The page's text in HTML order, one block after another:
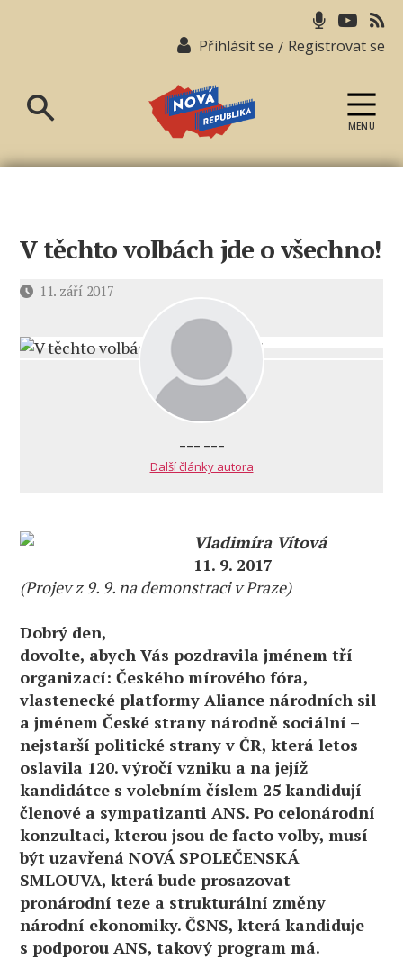
Přihlásit se / Registrovat se
republika
MENU
V těchto volbách jde o všechno!
Datum11. září 2017
--- ---
Další články autora
Vladimíra Vítová
11. 9. 2017
(Projev z 9. 9. na demonstraci v Praze)
Dobrý den,
dovolte, abych Vás pozdravila jménem tří
organizací: Českého mírového fóra,
vlastenecké platformy Aliance národních sil
a jménem České strany národně sociální –
nejstarší politické strany v ČR, která letos
oslavila 120. výročí vzniku a na jejíž
kandidátce s volebním číslem 25 kandidují
členové a sympatizanti ANS. Po celonárodní
konzultaci, kterou jsou de facto volby, musí
být uzavřená NOVÁ SPOLEČENSKÁ
SMLOUVA, která bude prosazovat
pronárodní teze a strukturální změny
národní ekonomiky. ČSNS, která kandiduje
s podporou ANS, takový program má.